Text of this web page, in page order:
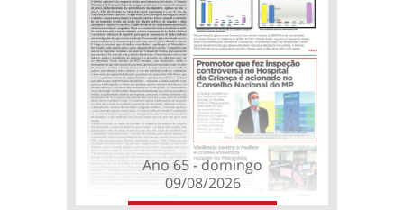
Ano 65 - domingo
09/08/2026